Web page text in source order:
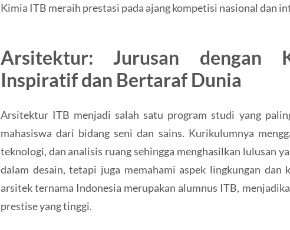
Kimia ITB meraih prestasi pada ajang kompetisi nasional dan
Arsitektur: Jurusan dengan
Inspiratif dan Bertaraf Dunia
Arsitektur ITB menjadi salah satu program studi yang
mahasiswa dari bidang seni dan sains. Kurikulumnya
teknologi, dan analisis ruang sehingga menghasilkan lulusan
dalam desain, tetapi juga memahami aspek lingkungan dan
arsitek ternama Indonesia merupakan alumnus ITB,
prestise yang tinggi.